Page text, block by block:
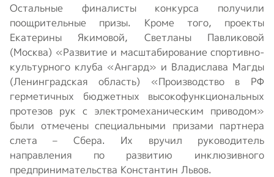
Остальные финалисты конкурса получили
поощрительные призы. Кроме того, проекты
Екатерины Якимовой, Светланы Павликовой
(Москва) «Развитие и масштабирование спортивно-
культурного клуба «Ангард» и Владислава Магды
(Ленинградская область) «Производство в РФ
герметичных бюджетных высокофункциональных
протезов рук с электромеханическим приводом»
были отмечены специальными призами партнера
слета – Сбера. Их вручил руководитель
направления по развитию инклюзивного
предпринимательства Константин Львов.